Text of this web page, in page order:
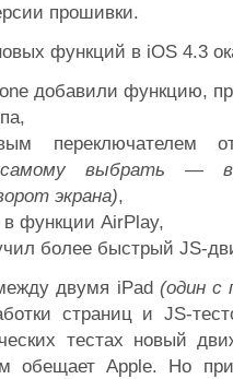
прошивки.
функций в iOS 4.3
добавили функцию,
переключателем
выбрать —
экрана),
функции AirPlay,
более быстрый JS-
двумя iPad (один с
страниц и JS-
тестах новый
обещает Apple. Но